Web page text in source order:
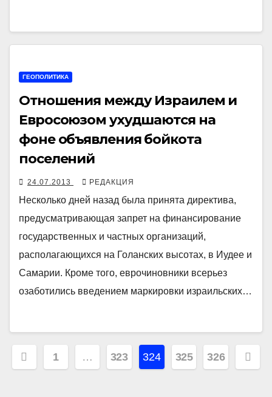
ГЕОПОЛИТИКА
Отношения между Израилем и
Евросоюзом ухудшаются на
фоне объявления бойкота
поселений
24.07.2013 РЕДАКЦИЯ
Несколько дней назад была принята директива,
предусматривающая запрет на финансирование
государственных и частных организаций,
располагающихся на Голанских высотах, в Иудее и
Самарии. Кроме того, еврочиновники всерьез
озаботились введением маркировки израильских…
Навигация
1 … 323 324 325 326